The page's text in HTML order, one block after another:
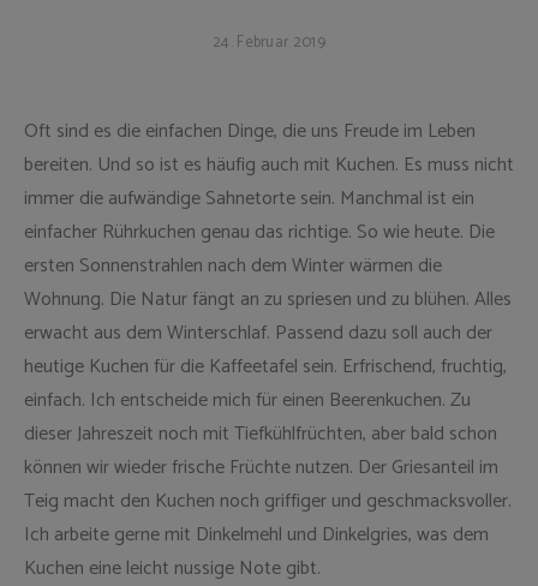
24. Februar 2019
Oft sind es die einfachen Dinge, die uns Freude im Leben
bereiten. Und so ist es häufig auch mit Kuchen. Es muss nicht
immer die aufwändige Sahnetorte sein. Manchmal ist ein
einfacher Rührkuchen genau das richtige. So wie heute. Die
ersten Sonnenstrahlen nach dem Winter wärmen die
Wohnung. Die Natur fängt an zu spriesen und zu blühen. Alles
erwacht aus dem Winterschlaf. Passend dazu soll auch der
heutige Kuchen für die Kaffeetafel sein. Erfrischend, fruchtig,
einfach. Ich entscheide mich für einen Beerenkuchen. Zu
dieser Jahreszeit noch mit Tiefkühlfrüchten, aber bald schon
können wir wieder frische Früchte nutzen. Der Griesanteil im
Teig macht den Kuchen noch griffiger und geschmacksvoller.
Ich arbeite gerne mit Dinkelmehl und Dinkelgries, was dem
Kuchen eine leicht nussige Note gibt.